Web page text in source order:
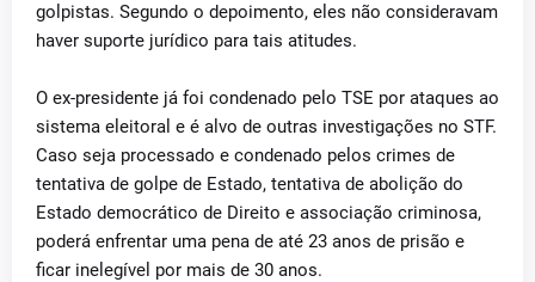
golpistas. Segundo o depoimento, eles não consideravam
haver suporte jurídico para tais atitudes.
O ex-presidente já foi condenado pelo TSE por ataques ao
sistema eleitoral e é alvo de outras investigações no STF.
Caso seja processado e condenado pelos crimes de
tentativa de golpe de Estado, tentativa de abolição do
Estado democrático de Direito e associação criminosa,
poderá enfrentar uma pena de até 23 anos de prisão e
ficar inelegível por mais de 30 anos.